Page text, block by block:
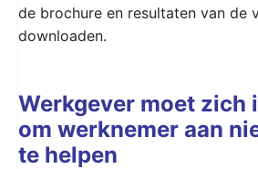
de brochure en resultaten van de
downloaden.
Werkgever moet zich
om werknemer aan
te helpen